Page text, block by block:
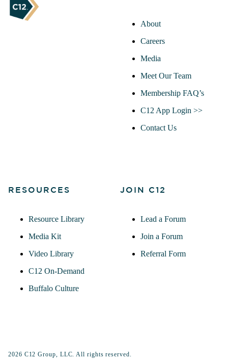
About
Careers
Media
Meet Our Team
Membership FAQ’s
C12 App Login >>
Contact Us
RESOURCES
Resource Library
Media Kit
Video Library
C12 On-Demand
Buffalo Culture
JOIN C12
Lead a Forum
Join a Forum
Referral Form
2026 C12 Group, LLC. All rights reserved.